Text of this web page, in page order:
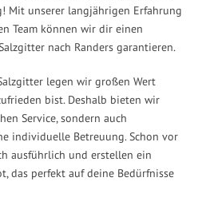
Mit unserer langjährigen Erfahrung
Team können wir dir einen
nach Randers garantieren.
legen wir großen Wert
bist. Deshalb bieten wir
Service, sondern auch
individuelle Betreuung. Schon vor
ausführlich und erstellen ein
das perfekt auf deine Bedürfnisse